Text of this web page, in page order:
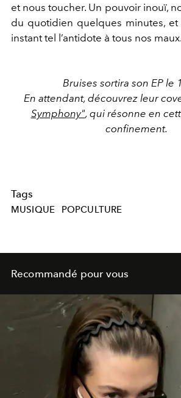
et nous toucher. Un pouvoir inouï,
du quotidien quelques minutes,
instant tel l’antidote à tous nos maux.
Bruises sortira son EP le
En attendant, découvrez leur
Symphony", qui résonne en
confinement.
Tags
MUSIQUE POPCULTURE
Recommandé pour vous